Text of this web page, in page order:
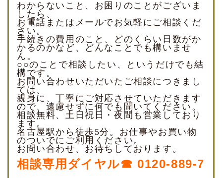
わからないこと、お困りのことがございま
したら、
お電話またはメールでお気軽にご相談くだ
さい。
手続きの費用のこと、どのくらい日数がか
かるのかなど、どんなことでも構いませ
ん。
○○のことで相談したい、というだけでも結
構です。
お問い合わせいただいたご相談につきまし
ては、
親身に、丁寧にご対応させていただきます
ので、遠慮せずに何でも聞いてください。
相談無料、土日祝日・夜間も営業しており
ます。
名古屋駅から徒歩5分。お仕事やお買い物
のついでにご利用ください。
お問い合わせ、お待ちしております。
相談専用ダイヤル☎ 0120-889-7